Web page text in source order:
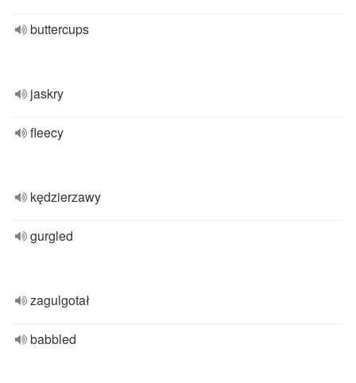
buttercups
jaskry
fleecy
kędzierzawy
gurgled
zagulgotał
babbled